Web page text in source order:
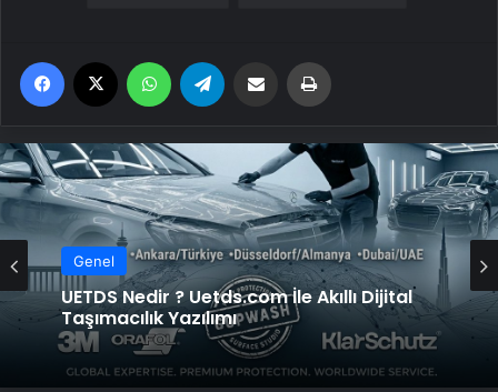
Facebook WhatsApp Email'den paylaş
Genel
Genel
Yeni Dünya Düzensizliği Çağında Türk Dış
Politikası ve Hakan Fidan Faktörü